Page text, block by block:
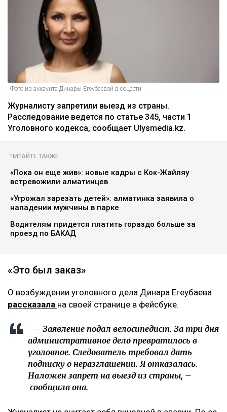
На Динару Егеубаеву завели
уголовное дело после ДТП
Курманов Байтас 05.08.2026, 12:46
Фото из аккаунта Динары Егеубаевой в соцсети
Журналисту запретили выезд из страны.
Расследование ведется по статье 345, части 1
Уголовного кодекса, сообщает Ulysmedia.kz.
«Пока он еще жив»: новые кадры с Кок-Жайляу
«Угрожал зарезать детей»: алматинка заявила о
нападении мужчины в парке
проезд по БАКАД
«Это был заказ»
О возбуждении уголовного дела Динара Егеубаева